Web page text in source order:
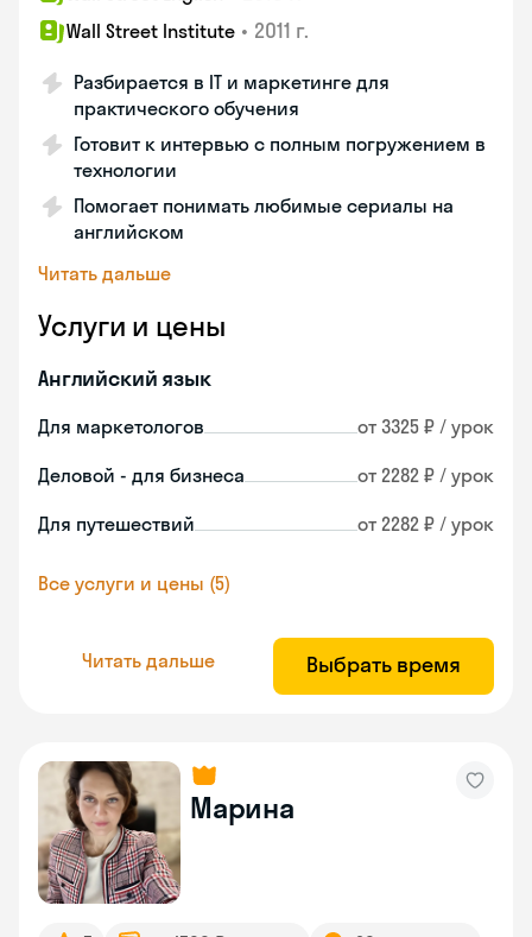
Wall Street Institute • 2011 г.
Разбирается в IT и маркетинге для
практического обучения
Готовит к интервью с полным погружением в
технологии
Помогает понимать любимые сериалы на
английском
Читать дальше
Услуги и цены
Английский язык
Для маркетологов от 3325 ₽ / урок
Деловой - для бизнеса от 2282 ₽ / урок
Для путешествий от 2282 ₽ / урок
Все услуги и цены (5)
Читать дальше Выбрать время
Марина